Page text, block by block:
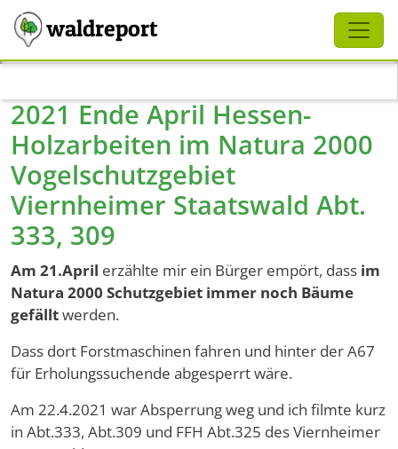
waldreport
2021 Ende April Hessen-
Holzarbeiten im Natura 2000
Vogelschutzgebiet
Viernheimer Staatswald Abt.
333, 309
Am 21.April erzählte mir ein Bürger empört, dass im
Natura 2000 Schutzgebiet immer noch Bäume
gefälltwerden.
Dass dort Forstmaschinen fahren und hinter der A67
für Erholungssuchende abgesperrt wäre.
Am 22.4.2021 war Absperrung weg und ich filmte kurz
in Abt.333, Abt.309 und FFH Abt.325 des Viernheimer
Schliessen